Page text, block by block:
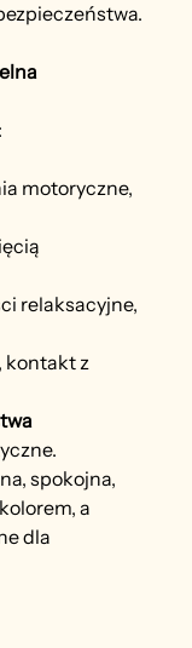
motoryczne,
relaksacyjne,
kontakt z
spokojna,
a
dla